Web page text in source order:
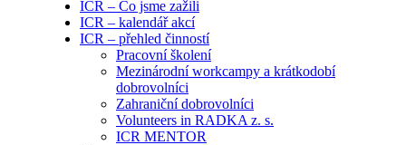
ICR – Co jsme zažili
ICR – kalendář akcí
ICR – přehled činností
Pracovní školení
Mezinárodní workcampy a krátkodobí
dobrovolníci
Zahraniční dobrovolníci
Volunteers in RADKA z. s.
ICR MENTOR